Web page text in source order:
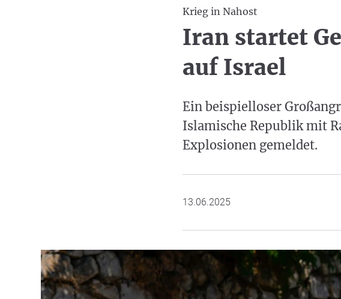
Krieg in Nahost
Iran startet
auf Israel
Ein beispielloser
Islamische Republik mit
Explosionen gemeldet.
13.06.2025